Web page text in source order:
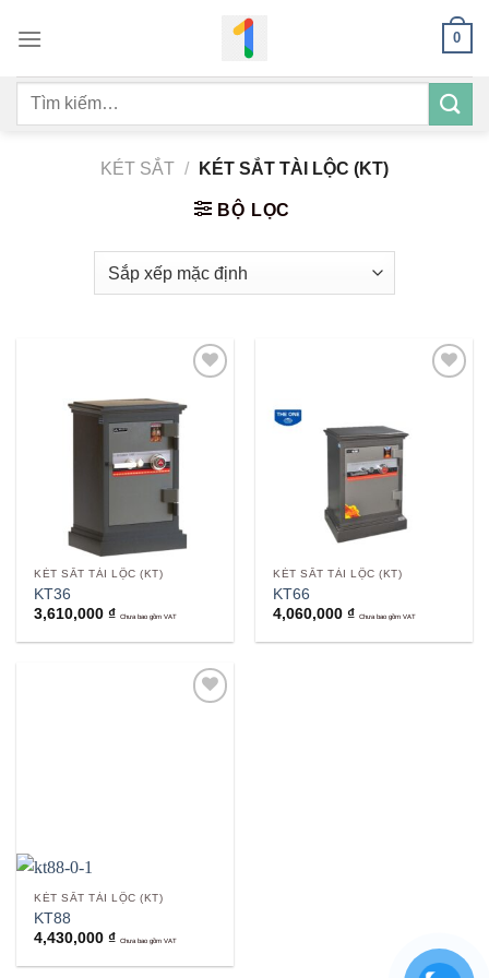
qua
dung
0
Tìm
KÉT SẮT / KÉT SẮT TÀI LỘC (KT)
BỘ LỌC
KÉT SẮT TÀI LỘC (KT)
KT36
3,610,000₫ Chưa bao gồm VAT
KÉT SẮT TÀI LỘC (KT)
KT66
4,060,000₫ Chưa bao gồm VAT
KÉT SẮT TÀI LỘC (KT)
KT88
4,430,000₫ Chưa bao gồm VAT